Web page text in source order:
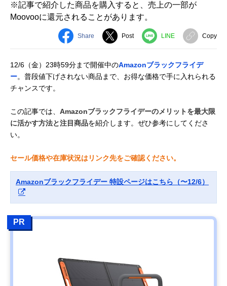
※記事で紹介した商品を購入すると、売上の一部が
Moovooに還元されることがあります。
Share Post LINE Copy
12/6（金）23時59分まで開催中のAmazonブラックフライデ
ー。普段値下げされない商品まで、お得な価格で手に入れられる
チャンスです。
この記事では、 Amazonブラックフライデーのメリットを最大限
に活かす方法と注目商品を紹介します。ぜひ参考にしてくださ
い。
セール価格や在庫状況はリンク先をご確認ください。
Amazonブラックフライデー 特設ページはこちら（〜12/6）
PR